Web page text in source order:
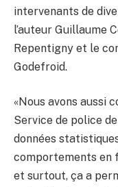
intervenants de
l’auteur Guillaume
Repentigny et le
Godefroid.
«Nous avons aussi
Service de police
données
comportements en
et surtout, ça a